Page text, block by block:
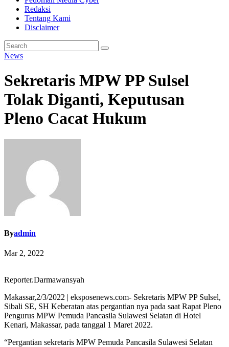
Redaksi
Tentang Kami
Disclaimer
News
Sekretaris MPW PP Sulsel
Tolak Diganti, Keputusan
Pleno Cacat Hukum
Byadmin
Mar 2, 2022
Reporter.Darmawansyah
Makassar,2/3/2022 | eksposenews.com- Sekretaris MPW PP Sulsel,
Sibali SE, SH Keberatan atas pergantian nya pada saat Rapat Pleno
Pengurus MPW Pemuda Pancasila Sulawesi Selatan di Hotel
Kenari, Makassar, pada tanggal 1 Maret 2022.
“Pergantian sekretaris MPW Pemuda Pancasila Sulawesi Selatan